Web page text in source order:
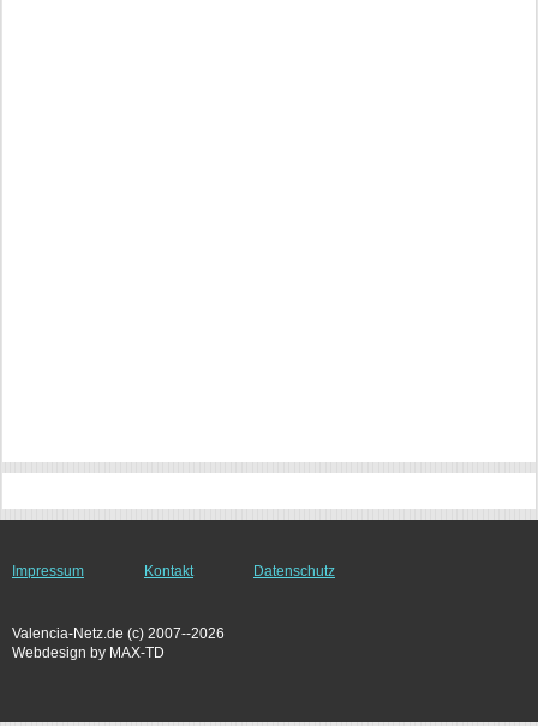
Impressum Kontakt Datenschutz
Valencia-Netz.de (c) 2007--2026
Webdesign by MAX-TD